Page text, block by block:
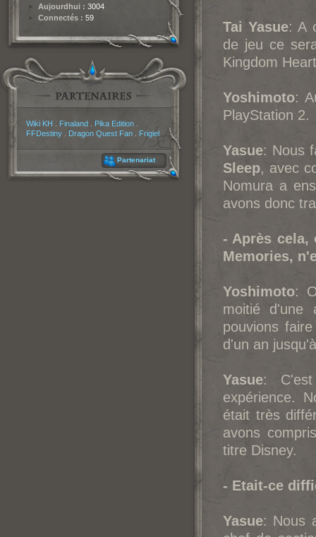
Aujourdhui : 3004
Connectés : 59
Wiki KH Finaland Pika Edition
FFDestiny
Dragon Quest Fan Frigiel
Partenariat
Tai Yasue: A
de jeu ce
Kingdom
Yoshimoto:
PlayStation 2.
Yasue: Nous
Sleep, avec
Nomura a
avons donc
- Après cela,
Memories,
Yoshimoto:
moitié d'une
pouvions
d'un an
Yasue:
expérience.
était très
avons
titre Disney.
- Etait-ce
Yasue: Nous